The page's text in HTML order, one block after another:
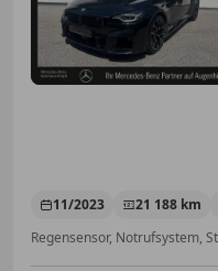
11/2023 21 188 km